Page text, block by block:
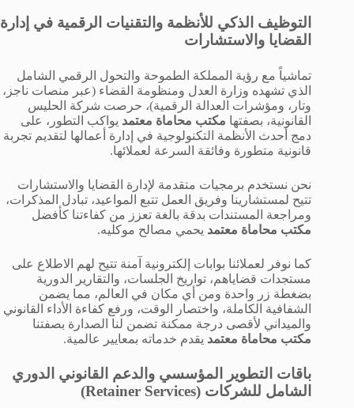
التوظيف الذكي للأنظمة والتقنيات الرقمية في إدارة
القضايا والاستشارات
تماشياً مع رؤية المملكة الطموحة والتحول الرقمي الشامل
الذي تشهده وزارة العدل ومنظومة القضاء (عبر منصات ناجز،
وتار، ومؤشرات العدالة الرقمية)، حرصت شركة الحليس
القانونية، بصفتها مكتب محاماة معتمد يواكب التطور، على
دمج أحدث الأنظمة التكنولوجية في إدارة أعمالها لتقديم تجربة
قانونية متطورة وفائقة السرعة لعملائها.
نحن نستخدم برمجيات متقدمة لإدارة القضايا والاستشارات
تتيح لمستشارينا وفريق العمل تتبع المواعيد، تبادل المذكرات،
ومراجعة المستندات بدقة بالغة تعزز من كفاءتنا كأفضل
مكتب محاماة معتمد يحمي مصالح موكليه.
كما نوفر لعملائنا بوابات إلكترونية آمنة تتيح لهم الاطلاع على
مستجدات قضاياهم، تواريخ الجلسات، والتقارير الدورية
بضغطة زر واحدة ومن أي مكان في العالم، مما يضمن
الشفافية الكاملة، واختصار الوقت، ورفع كفاءة الأداء القانوني
والميداني لأقصى درجة ممكنة تضمن لنا الصدارة بصفتنا
مكتب محاماة معتمد يقدم خدماته بمعايير عالمية.
باقات التطوير المؤسسي والدعم القانوني الدوري
الشامل للشركات (Retainer Services)